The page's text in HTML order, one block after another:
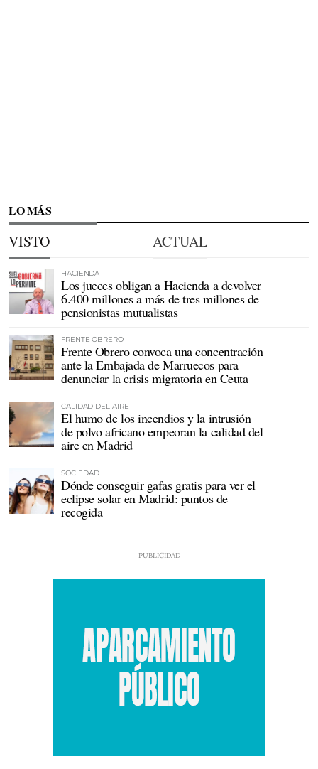
LO MÁS
VISTO ACTUAL
HACIENDA
Los jueces obligan a Hacienda a devolver
6.400 millones a más de tres millones de
pensionistas mutualistas
FRENTE OBRERO
Frente Obrero convoca una concentración
ante la Embajada de Marruecos para
denunciar la crisis migratoria en Ceuta
CALIDAD DEL AIRE
El humo de los incendios y la intrusión
de polvo africano empeoran la calidad del
aire en Madrid
SOCIEDAD
Dónde conseguir gafas gratis para ver el
eclipse solar en Madrid: puntos de
recogida